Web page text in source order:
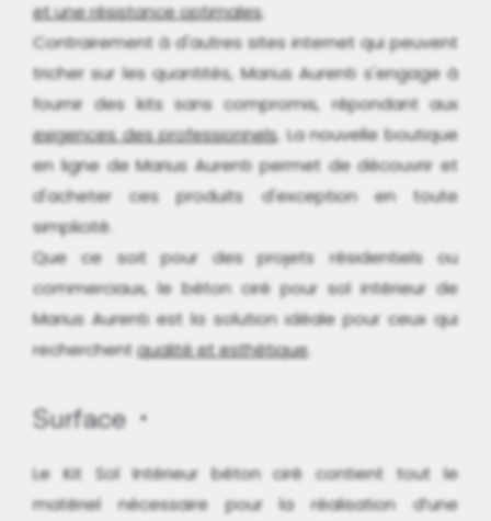
et une résistance optimales.
Contrairement à d'autres sites internet qui peuvent
tricher sur les quantités, Marius Aurenti s'engage à
fournir des kits sans compromis, répondant aux
exigences des professionnels. La nouvelle boutique
en ligne de Marius Aurenti permet de découvrir et
d'acheter ces produits d'exception en toute
simplicité.
Que ce soit pour des projets résidentiels ou
commerciaux, le béton ciré pour sol intérieur de
Marius Aurenti est la solution idéale pour ceux qui
recherchentqualité et esthétique.
Surface
Le Kit Sol Intérieur béton ciré contient tout le
matériel nécessaire pour la réalisation d’une